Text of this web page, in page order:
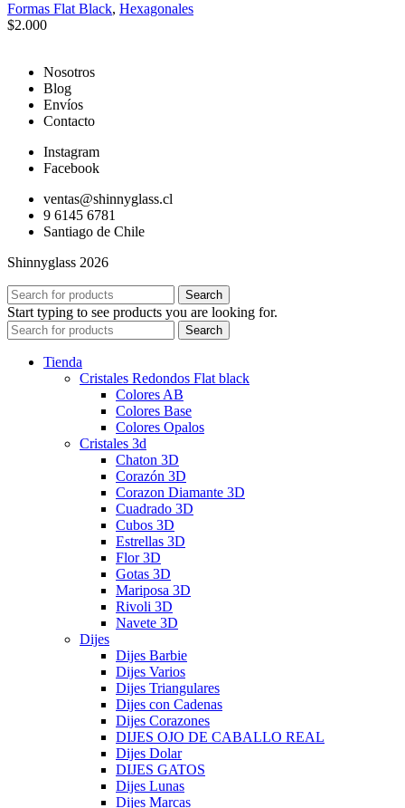
Formas Flat Black, Hexagonales
$2.000
Nosotros
Blog
Envíos
Contacto
Instagram
Facebook
ventas@shinnyglass.cl
9 6145 6781
Santiago de Chile
Shinnyglass 2026
Search
Start typing to see products you are looking for.
Search
Tienda
Cristales Redondos Flat black
Colores AB
Colores Base
Colores Opalos
Cristales 3d
Chaton 3D
Corazón 3D
Corazon Diamante 3D
Cuadrado 3D
Cubos 3D
Estrellas 3D
Flor 3D
Gotas 3D
Mariposa 3D
Rivoli 3D
Navete 3D
Dijes
Dijes Barbie
Dijes Varios
Dijes Triangulares
Dijes con Cadenas
Dijes Corazones
DIJES OJO DE CABALLO REAL
Dijes Dolar
DIJES GATOS
Dijes Lunas
Dijes Marcas